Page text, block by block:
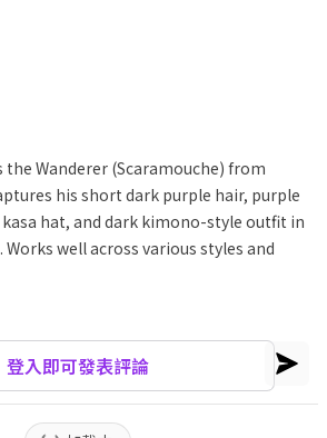
the Wanderer (Scaramouche) from
his short dark purple hair, purple
hat, and dark kimono-style outfit in
well across various styles and
登入即可發表評論